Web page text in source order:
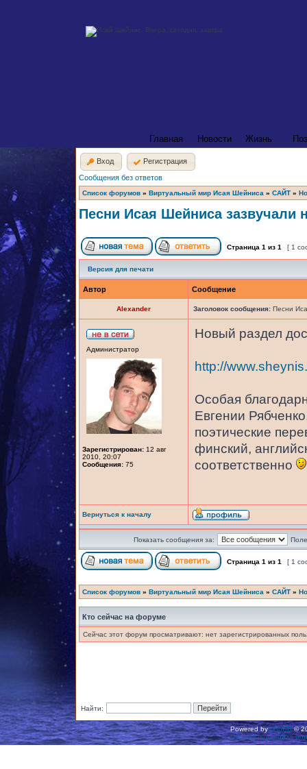
Главная Новости Жизнь
Вход
Регистрация
Сообщения без ответов
Список форумов » Виртуальный мир Исая Шейниса » САЙТ »
Песни Исая Шейниса зазвучали
Страница 1 из 1 [ 1
Версия для печати
Автор Сообщение
Alexander Заголовок сообщения: Песни
Администратор
Зарегистрирован: 12 авг
2010, 20:07
Сообщения: 75
Новый раздел
http://
Особая
Евгении
поэтические
финский,
соответственно
Вернуться к началу
Показать сообщения за:
Страница 1 из 1 [ 1
Список форумов » Виртуальный мир Исая Шейниса » САЙТ »
Кто сейчас на форуме
Сейчас этот форум просматривают: нет зарегистрированных
Найти:
Powered byphpBB©
Русская поддержка